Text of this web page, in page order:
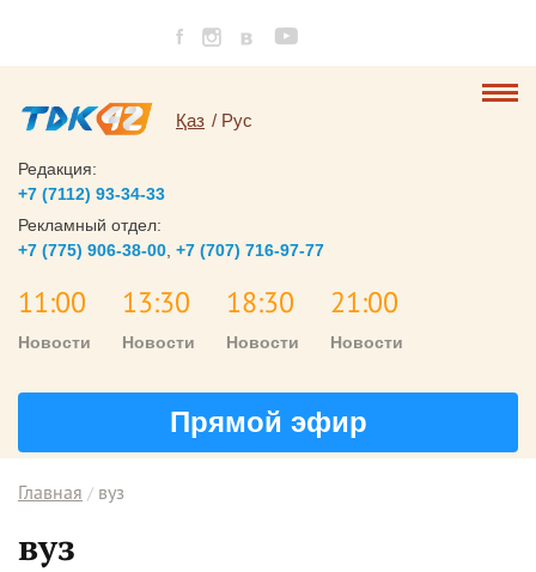
Қаз Рус
Редакция:
+7 (7112) 93-34-33
Рекламный отдел:
+7 (775) 906-38-00 +7 (707) 716-97-77
11:00
Новости
13:30
Новости
18:30
Новости
21:00
Новости
Прямой эфир
Главная вуз
вуз